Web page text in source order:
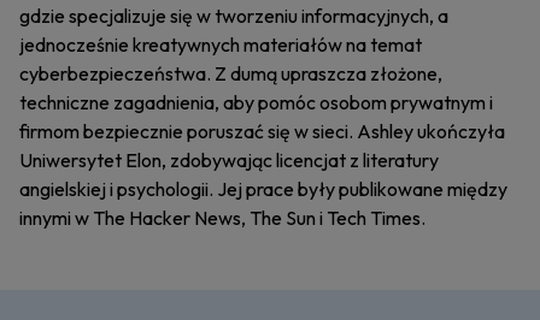
gdzie specjalizuje się w tworzeniu informacyjnych, a
jednocześnie kreatywnych materiałów na temat
cyberbezpieczeństwa. Z dumą upraszcza złożone,
techniczne zagadnienia, aby pomóc osobom prywatnym i
firmom bezpiecznie poruszać się w sieci. Ashley ukończyła
Uniwersytet Elon, zdobywając licencjat z literatury
angielskiej i psychologii. Jej prace były publikowane między
innymi w The Hacker News, The Sun i Tech Times.